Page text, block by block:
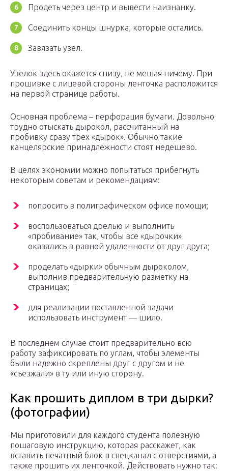
Продеть через центр и вывести наизнанку.
Соединить концы шнурка, которые остались.
Завязать узел.
Узелок здесь окажется снизу, не мешая ничему. При
прошивке с лицевой стороны ленточка расположится
на первой странице работы.
Основная проблема – перфорация бумаги. Довольно
трудно отыскать дырокол, рассчитанный на
пробивку сразу трех «дырок». Обычно такие
канцелярские принадлежности стоят недешево.
В целях экономии можно попытаться прибегнуть
некоторым советам и рекомендациям:
попросить в полиграфическом офисе помощи;
воспользоваться дрелью и выполнить
«пробивание» так, чтобы все «дырочки»
оказались в равной удаленности от друг друга;
проделать «дырки» обычным дыроколом,
выполнив предварительную разметку на
страницах;
для реализации поставленной задачи
использовать инструмент — шило.
В последнем случае стоит предварительно всю
работу зафиксировать по углам, чтобы элементы
были надежно скреплены друг с другом и не
«съезжали» в ту или иную сторону.
Как прошить диплом в три дырки?
(фотографии)
Мы приготовили для каждого студента полезную
пошаговую инструкцию, которая расскажет, как
вставить печатный блок в спецканал с отверстиями, а
также прошить их ленточкой. Действовать нужно так: